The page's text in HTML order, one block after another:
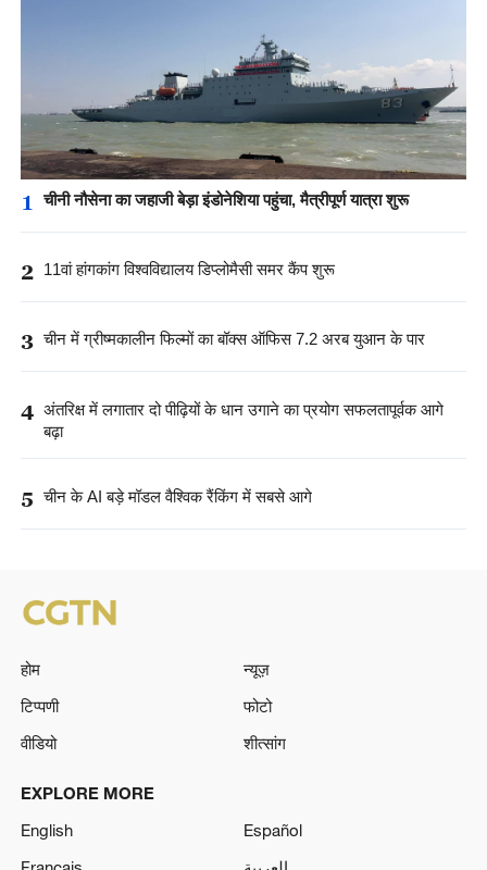
1 चीनी नौसेना का जहाजी बेड़ा इंडोनेशिया पहुंचा, मैत्रीपूर्ण यात्रा शुरू
2 11वां हांगकांग विश्वविद्यालय डिप्लोमैसी समर कैंप शुरू
3 चीन में ग्रीष्मकालीन फिल्मों का बॉक्स ऑफिस 7.2 अरब युआन के पार
4 अंतरिक्ष में लगातार दो पीढ़ियों के धान उगाने का प्रयोग सफलतापूर्वक आगे
बढ़ा
5 चीन के AI बड़े मॉडल वैश्विक रैंकिंग में सबसे आगे
होम
न्यूज़
टिप्पणी
फोटो
वीडियो
शीत्सांग
EXPLORE MORE
English
Español